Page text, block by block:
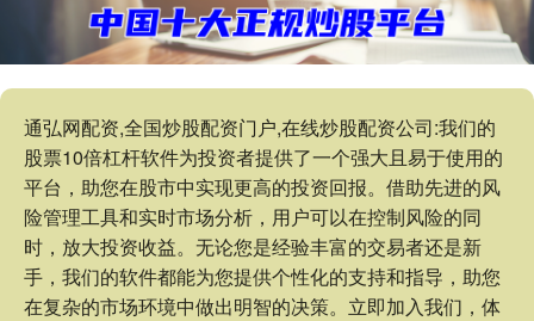
通弘网配资,全国炒股配资门户,在线炒股配资公司:我们的
股票10倍杠杆软件为投资者提供了一个强大且易于使用的
平台，助您在股市中实现更高的投资回报。借助先进的风
险管理工具和实时市场分析，用户可以在控制风险的同
时，放大投资收益。无论您是经验丰富的交易者还是新
手，我们的软件都能为您提供个性化的支持和指导，助您
在复杂的市场环境中做出明智的决策。立即加入我们，体